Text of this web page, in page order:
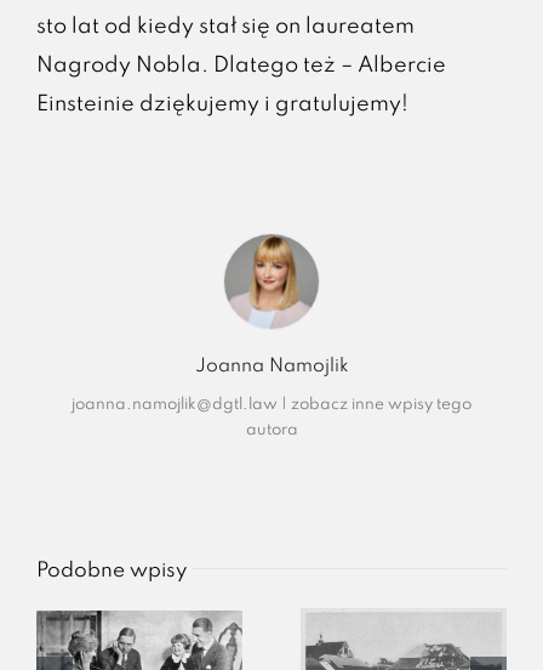
sto lat od kiedy stał się on laureatem
Nagrody Nobla. Dlatego też – Albercie
Einsteinie dziękujemy i gratulujemy!
Joanna Namojlik
joanna.namojlik@dgtl.law
zobacz inne wpisy tego
autora
Podobne wpisy